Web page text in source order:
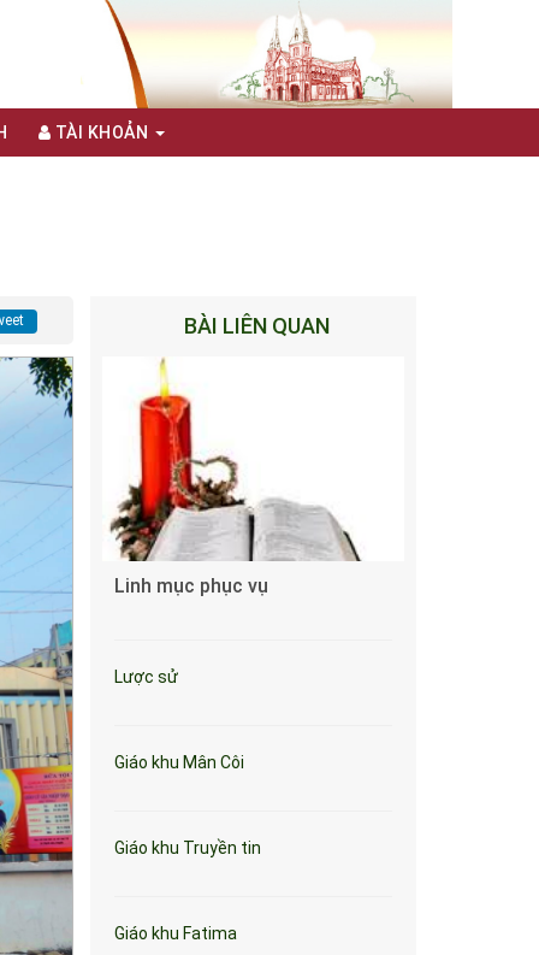
TÀI KHOẢN
BÀI LIÊN QUAN
Linh mục phục vụ
Lược sử
Giáo khu Mân Côi
Giáo khu Truyền tin
Giáo khu Fatima